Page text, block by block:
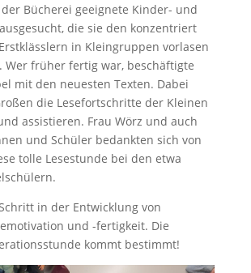
Bücherei geeignete Kinder- und
die sie den konzentriert
in Kleingruppen vorlasen
Wer früher fertig war, beschäftigte
mit den neuesten Texten. Dabei
die Lesefortschritte der Kleinen
assistieren. Frau Wörz und auch
und Schüler bedankten sich von
tolle Lesestunde bei den etwa
in der Entwicklung von
und -fertigkeit. Die
kommt bestimmt!